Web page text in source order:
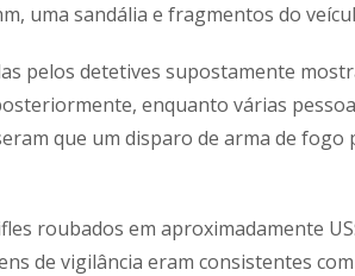
uma sandália e fragmentos do
pelos detetives supostamente
enquanto várias
que um disparo de arma de
roubados em aproximadamente
de vigilância eram consistentes